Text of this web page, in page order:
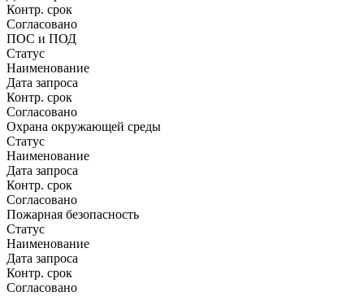
Контр. срок
Согласовано
ПОС и ПОД
Статус
Наименование
Дата запроса
Контр. срок
Согласовано
Охрана окружающей среды
Статус
Наименование
Дата запроса
Контр. срок
Согласовано
Пожарная безопасность
Статус
Наименование
Дата запроса
Контр. срок
Согласовано